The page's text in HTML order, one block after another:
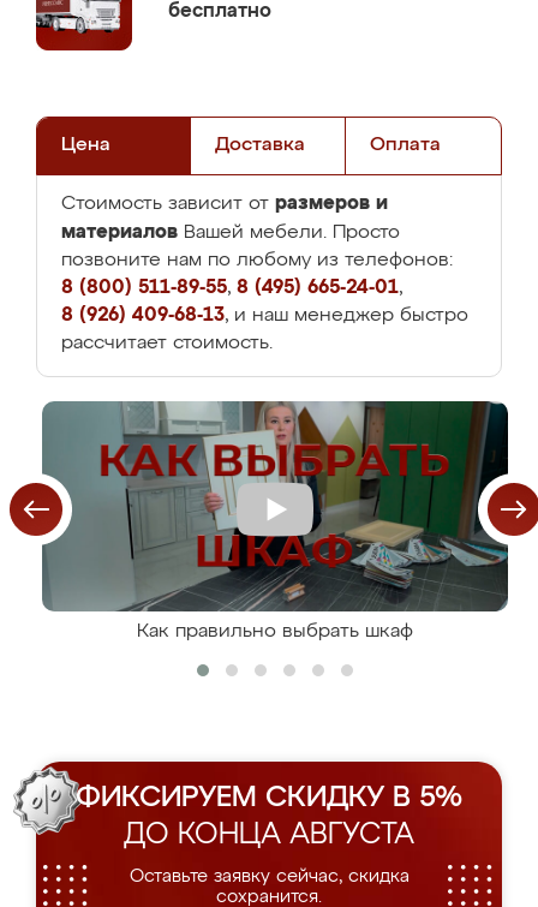
бесплатно
Цена Доставка Оплата
Стоимость зависит от размеров и
материалов Вашей мебели. Просто
позвоните нам по любому из телефонов:
8 (800) 511-89-55, 8 (495) 665-24-01,
8 (926) 409-68-13, и наш менеджер быстро
рассчитает стоимость.
Как правильно выбрать шкаф
ФИКСИРУЕМ СКИДКУ В 5%
ДО КОНЦА АВГУСТА
Оставьте заявку сейчас, скидка
сохранится.